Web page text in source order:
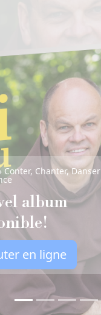
Conter, Chanter, Danser
album
en ligne